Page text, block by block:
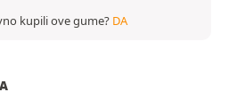
kupili ove gume? DA